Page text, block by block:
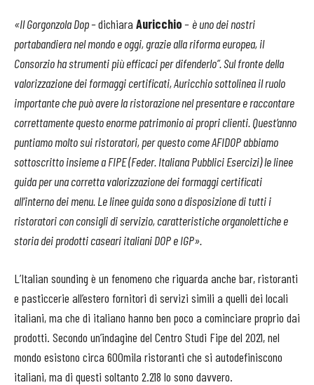
«Il Gorgonzola Dop –dichiara Auricchio–è uno dei nostri
portabandiera nel mondo e oggi, grazie alla riforma europea, il
Consorzio ha strumenti più efficaci per difenderlo”. Sul fronte della
valorizzazione dei formaggi certificati, Auricchio sottolinea il ruolo
importante che può avere la ristorazione nel presentare e raccontare
correttamente questo enorme patrimonio ai propri clienti. Quest’anno
puntiamo molto sui ristoratori, per questo come AFIDOP abbiamo
sottoscritto insieme a FIPE (Feder. Italiana Pubblici Esercizi) le linee
guida per una corretta valorizzazione dei formaggi certificati
all’interno dei menu. Le linee guida sono a disposizione di tutti i
ristoratori con consigli di servizio, caratteristiche organolettiche e
storia dei prodotti caseari italiani DOP e IGP».
L’Italian sounding è un fenomeno che riguarda anche bar, ristoranti
e pasticcerie all’estero fornitori di servizi simili a quelli dei locali
italiani, ma che di italiano hanno ben poco a cominciare proprio dai
prodotti. Secondo un’indagine del Centro Studi Fipe del 2021, nel
mondo esistono circa 600mila ristoranti che si autodefiniscono
italiani, ma di questi soltanto 2.218 lo sono davvero.